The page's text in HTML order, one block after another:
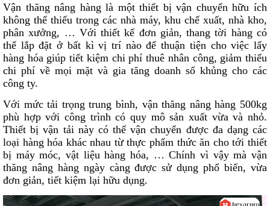
Vận thăng nâng hàng là một thiết bị vận chuyển hữu ích
không thể thiếu trong các nhà máy, khu chế xuất, nhà kho,
phân xưởng, … Với thiết kế đơn giản, thang tời hàng có
thể lắp đặt ở bất kì vị trí nào để thuận tiện cho việc lấy
hàng hóa giúp tiết kiệm chi phí thuê nhân công, giảm thiểu
chi phí về mọi mặt và gia tăng doanh số khủng cho các
công ty.
Với mức tải trọng trung bình, vận thăng nâng hàng 500kg
phù hợp với công trình có quy mô sản xuất vừa và nhỏ.
Thiết bị vận tải này có thể vận chuyển được đa dạng các
loại hàng hóa khác nhau từ thực phẩm thức ăn cho tới thiết
bị máy móc, vật liệu hàng hóa, … Chính vì vậy mà vận
thăng nâng hàng ngày càng được sử dụng phổ biến, vừa
đơn giản, tiết kiệm lại hữu dụng.